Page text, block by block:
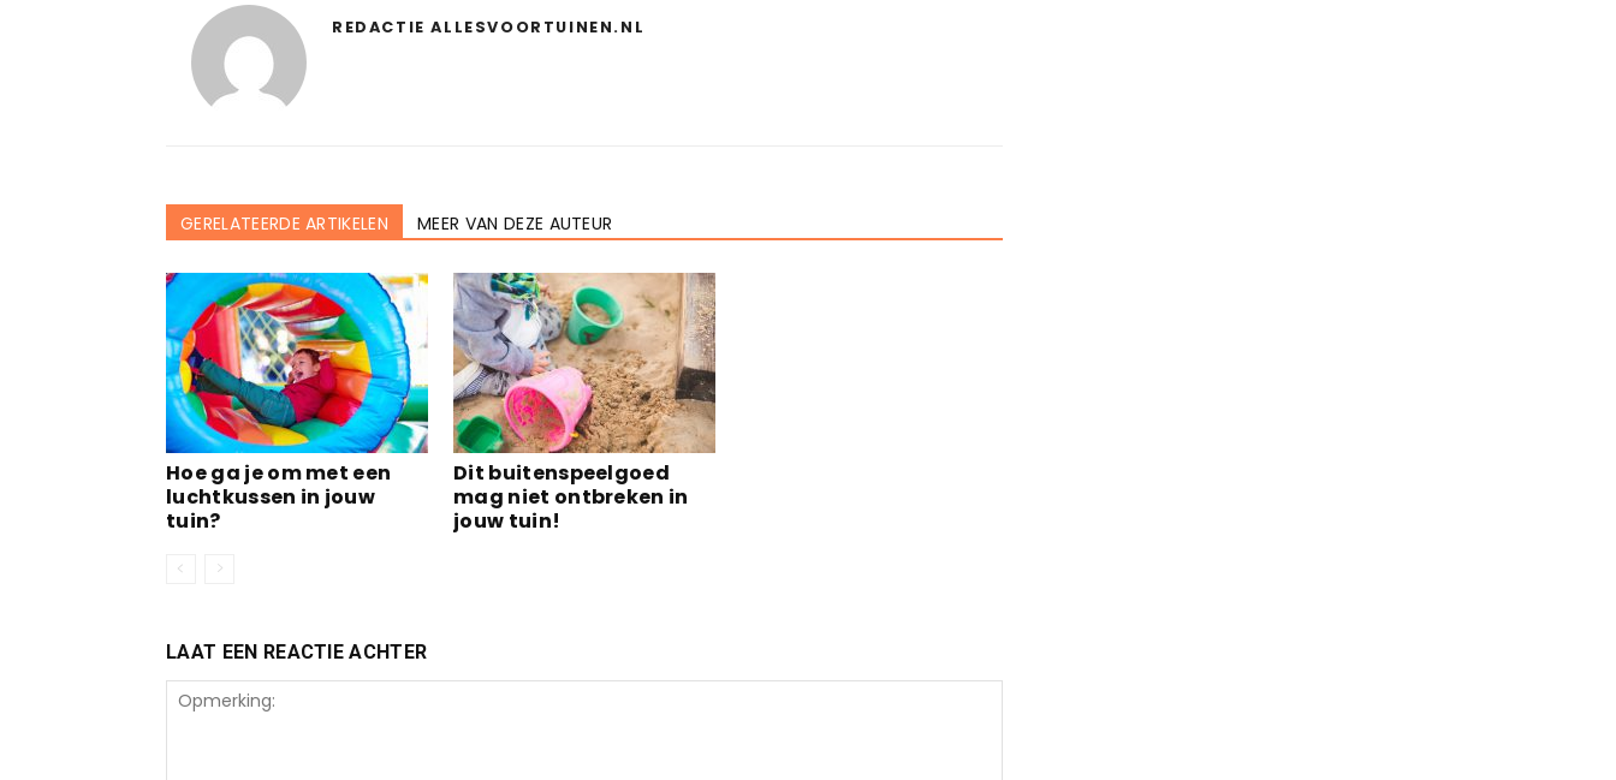
REDACTIE ALLESVOORTUINEN.NL
GERELATEERDE ARTIKELEN MEER VAN DEZE AUTEUR
Hoe ga je om met een
luchtkussen in jouw
tuin?
Dit buitenspeelgoed
mag niet ontbreken in
jouw tuin!
LAAT EEN REACTIE ACHTER